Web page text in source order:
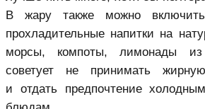
В жару также можно
прохладительные напитки на
морсы, компоты, лимонады
советует не принимать
и отдать предпочтение